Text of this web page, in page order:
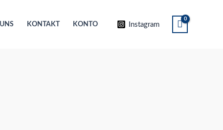
KONTAKT KONTO Instagram